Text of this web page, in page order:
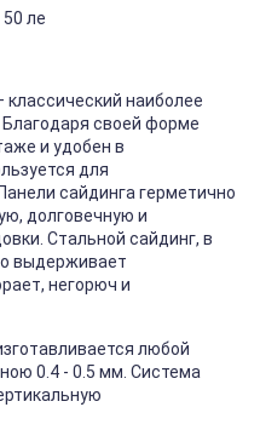
ле
классический наиболее
своей форме
и удобен в
для
сайдинга герметично
долговечную и
Стальной сайдинг, в
выдерживает
негорюч и
любой
0.4 - 0.5 мм. Система